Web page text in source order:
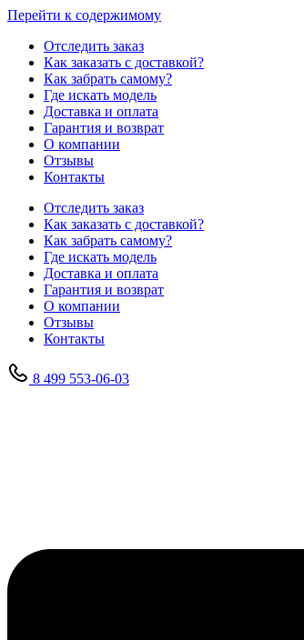
Перейти к содержимому
Отследить заказ
Как заказать с доставкой?
Как забрать самому?
Где искать модель
Доставка и оплата
Гарантия и возврат
О компании
Отзывы
Контакты
Отследить заказ
Как заказать с доставкой?
Как забрать самому?
Где искать модель
Доставка и оплата
Гарантия и возврат
О компании
Отзывы
Контакты
8 499 553-06-03